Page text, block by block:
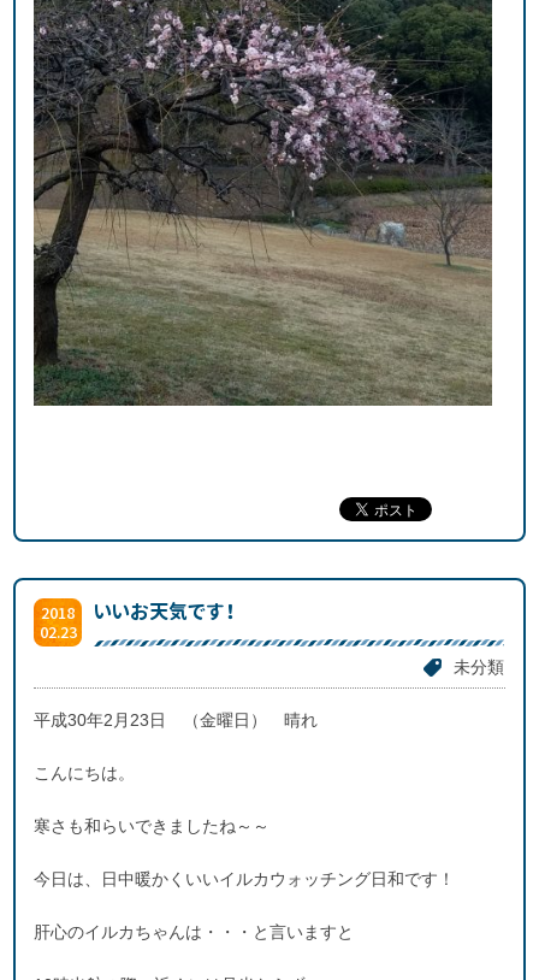
2018
02.23
いいお天気です！
未分類
平成30年2月23日 （金曜日） 晴れ
こんにちは。
寒さも和らいできましたね～～
今日は、日中暖かくいいイルカウォッチング日和です！
肝心のイルカちゃんは・・・と言いますと